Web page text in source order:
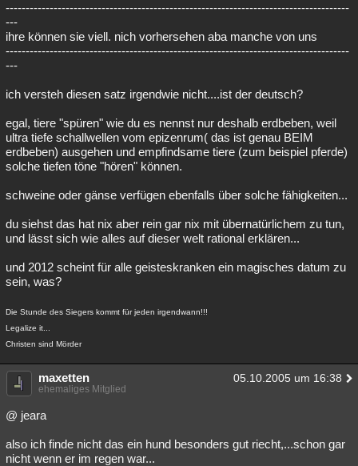
--------------------------------------------------------------------------------------
---
ihre können sie viell. nich vorhersehen aba manche von uns
--------------------------------------------------------------------------------------
---
ich versteh diesen satz irgendwie nicht....ist der deutsch?
egal, tiere "spüren" wie du es nennst nur deshalb erdbeben, weil
ultra tiefe schallwellen vom epizenrum( das ist genau BEIM
erdbeben) ausgehen und empfindsame tiere (zum beispiel pferde)
solche tiefen töne "hören" können.
schweine oder gänse verfügen ebenfalls über solche fähigkeiten...
du siehst das hat nix aber rein gar nix mit übernatürlichem zu tun,
und lässt sich wie alles auf dieser welt rational erklären...
und 2012 scheint für alle geisteskranken ein magisches datum zu
sein, was?
Die Stunde des Siegers kommt für jeden irgendwann!!!
Legalize it...
Christen sind Mörder
maxetten 05.10.2005 um 16:38
ehemaliges Mitglied
@ jeara
also ich finde nicht das ein hund besonders gut riecht,...schon gar
nicht wenn er im regen war...